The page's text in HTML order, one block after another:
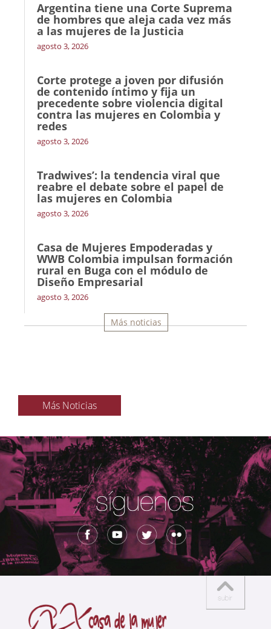
Argentina tiene una Corte Suprema
de hombres que aleja cada vez más
a las mujeres de la Justicia
agosto 3, 2026
Corte protege a joven por difusión
de contenido íntimo y fija un
precedente sobre violencia digital
contra las mujeres en Colombia y
redes
agosto 3, 2026
Tradwives’: la tendencia viral que
reabre el debate sobre el papel de
las mujeres en Colombia
agosto 3, 2026
Casa de Mujeres Empoderadas y
WWB Colombia impulsan formación
rural en Buga con el módulo de
Diseño Empresarial
agosto 3, 2026
Más noticias
Más Noticias